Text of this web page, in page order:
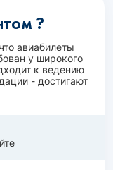
?
авиабилеты
у широкого
к ведению
- достигают